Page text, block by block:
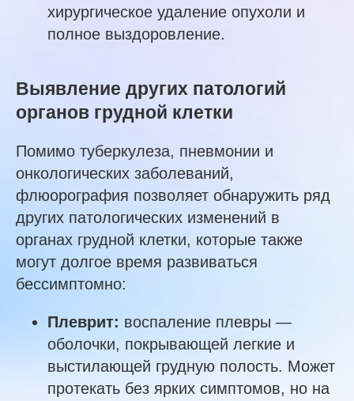
хирургическое удаление опухоли и
полное выздоровление.
Выявление других патологий
органов грудной клетки
Помимо туберкулеза, пневмонии и
онкологических заболеваний,
флюорография позволяет обнаружить ряд
других патологических изменений в
органах грудной клетки, которые также
могут долгое время развиваться
бессимптомно:
Плеврит: воспаление плевры —
оболочки, покрывающей легкие и
выстилающей грудную полость. Может
протекать без ярких симптомов, но на